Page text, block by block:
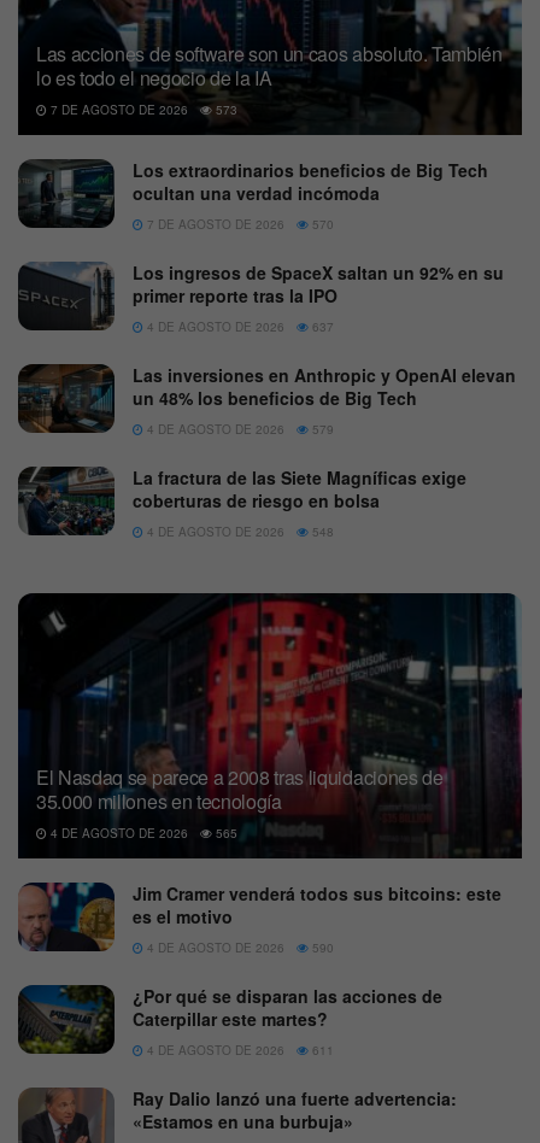
Las acciones de software son un caos absoluto. También
lo es todo el negocio de la IA
7 DE AGOSTO DE 2026 573
Los extraordinarios beneficios de Big Tech
ocultan una verdad incómoda
7 DE AGOSTO DE 2026 570
Los ingresos de SpaceX saltan un 92% en su
primer reporte tras la IPO
4 DE AGOSTO DE 2026 637
Las inversiones en Anthropic y OpenAI elevan
un 48% los beneficios de Big Tech
4 DE AGOSTO DE 2026 579
La fractura de las Siete Magníficas exige
coberturas de riesgo en bolsa
4 DE AGOSTO DE 2026 548
El Nasdaq se parece a 2008 tras liquidaciones de
35.000 millones en tecnología
4 DE AGOSTO DE 2026 565
Jim Cramer venderá todos sus bitcoins: este
es el motivo
4 DE AGOSTO DE 2026 590
¿Por qué se disparan las acciones de
Caterpillar este martes?
4 DE AGOSTO DE 2026 611
Ray Dalio lanzó una fuerte advertencia:
«Estamos en una burbuja»